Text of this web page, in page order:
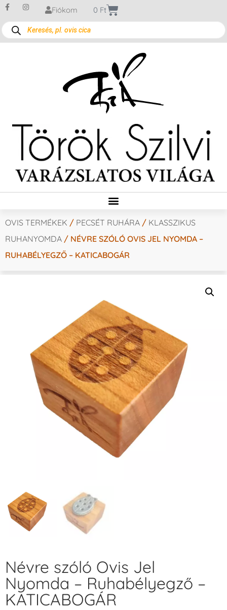
Fiókom 0 Ft
OVIS TERMÉKEK / PECSÉT RUHÁRA / KLASSZIKUS
RUHANYOMDA / NÉVRE SZÓLÓ OVIS JEL NYOMDA –
RUHABÉLYEGZŐ – KATICABOGÁR
Névre szóló Ovis Jel
Nyomda – Ruhabélyegző –
KATICABOGÁR